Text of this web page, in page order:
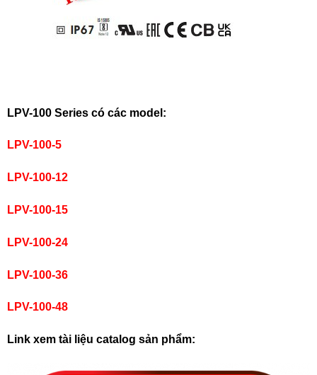
LPV-100 Series có các model:
LPV-100-5
LPV-100-12
LPV-100-15
LPV-100-24
LPV-100-36
LPV-100-48
Link xem tài liệu catalog sản phẩm: